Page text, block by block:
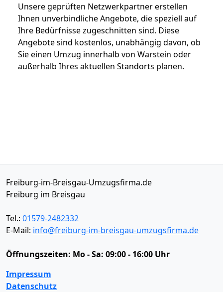
Unsere geprüften Netzwerkpartner erstellen
Ihnen unverbindliche Angebote, die speziell auf
Ihre Bedürfnisse zugeschnitten sind. Diese
Angebote sind kostenlos, unabhängig davon, ob
Sie einen Umzug innerhalb von Warstein oder
außerhalb Ihres aktuellen Standorts planen.
Freiburg-im-Breisgau-Umzugsfirma.de
Freiburg im Breisgau
Tel.: 01579-2482332
E-Mail: info@freiburg-im-breisgau-umzugsfirma.de
Öffnungszeiten: Mo - Sa: 09:00 - 16:00 Uhr
Impressum
Datenschutz